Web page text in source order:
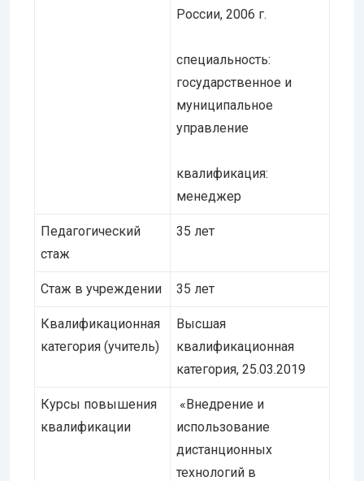
России, 2006 г.
специальность:
государственное и
муниципальное
управление
квалификация:
менеджер
Педагогический
стаж
35 лет
Стаж в учреждении 35 лет
Квалификационная
категория (учитель)
Высшая
квалификационная
категория, 25.03.2019
Курсы повышения
квалификации
«Внедрение и
использование
дистанционных
технологий в